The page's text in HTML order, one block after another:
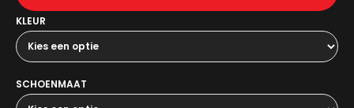
KLEUR
SCHOENMAAT